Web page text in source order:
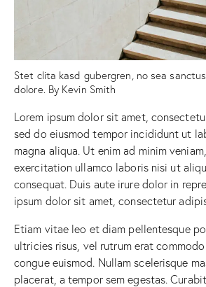
Stet clita kasd gubergren, no sea
dolore. By Kevin Smith
Lorem ipsum dolor sit amet,
sed do eiusmod tempor incididunt ut
magna aliqua. Ut enim ad minim
exercitation ullamco laboris nisi ut
consequat. Duis aute irure dolor in
ipsum dolor sit amet, consectetur
Etiam vitae leo et diam pellentesque
ultricies risus, vel rutrum erat
congue euismod. Nullam scelerisque
placerat, a tempor sem egestas.